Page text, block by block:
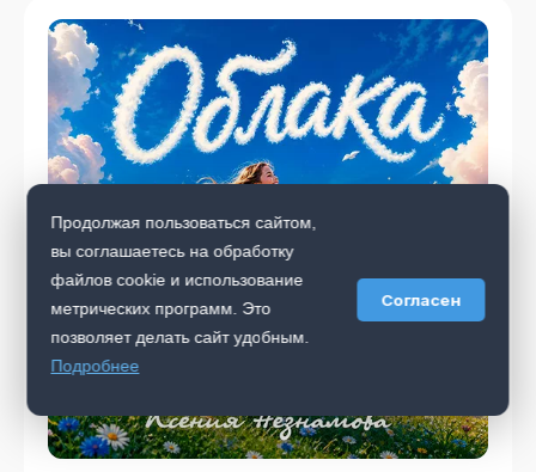
Продолжая пользоваться сайтом,
вы соглашаетесь на обработку
файлов cookie и использование
метрических программ. Это
позволяет делать сайт удобным.
Подробнее
Согласен